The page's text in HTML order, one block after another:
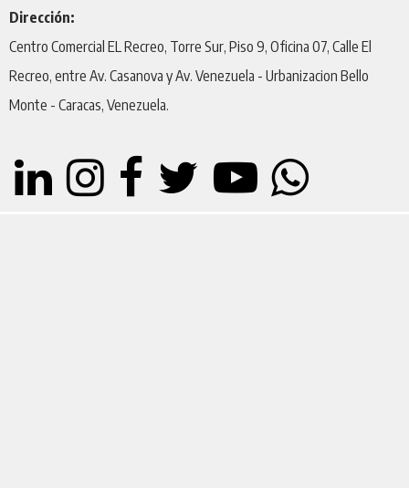
Dirección:
Centro Comercial EL Recreo, Torre Sur, Piso 9, Oficina 07, Calle El
Recreo, entre Av. Casanova y Av. Venezuela - Urbanizacion Bello
Monte - Caracas, Venezuela.